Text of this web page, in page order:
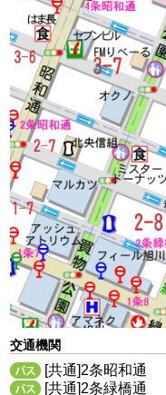
交通機関
[共通]2条昭和通
[共通]2条緑橋通